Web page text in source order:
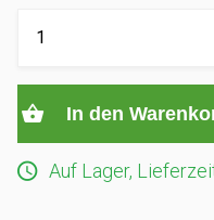
In den
Auf Lager,